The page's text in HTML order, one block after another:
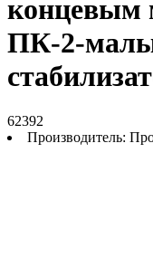
концевым
ПК-2-
62392
Производитель: